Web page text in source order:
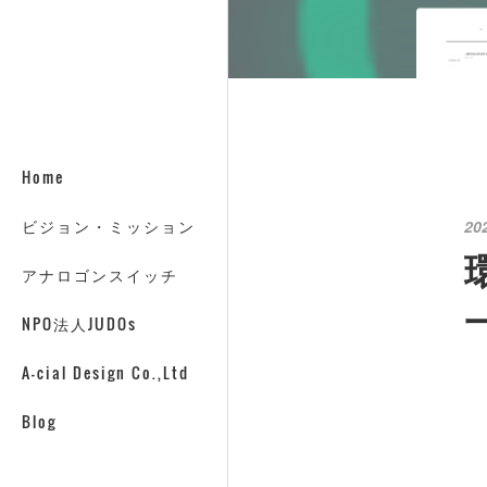
Home
ビジョン・ミッション
アナロゴンスイッチ
NPO法人JUDOs
A-cial Design Co.,Ltd
Blog